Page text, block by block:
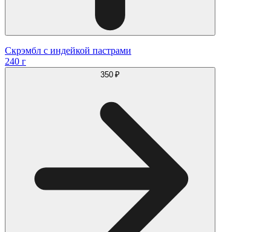
Скрэмбл с индейкой пастрами
240 г
350 ₽